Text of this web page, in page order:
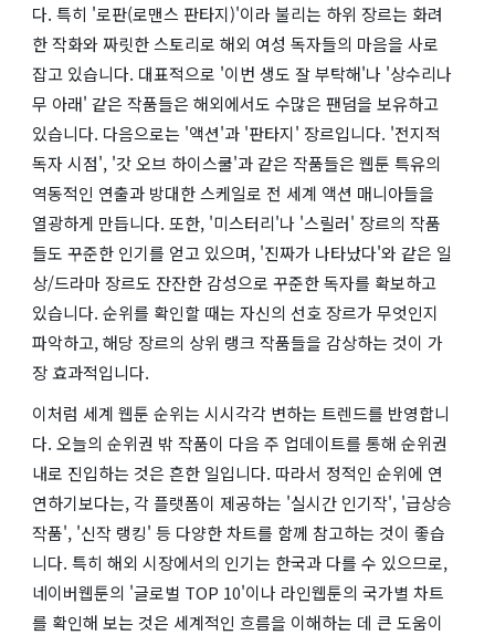
다. 특히 '로판(로맨스 판타지)'이라 불리는 하위 장르는 화려
한 작화와 짜릿한 스토리로 해외 여성 독자들의 마음을 사로
잡고 있습니다. 대표적으로 '이번 생도 잘 부탁해'나 '상수리나
무 아래' 같은 작품들은 해외에서도 수많은 팬덤을 보유하고
있습니다. 다음으로는 '액션'과 '판타지' 장르입니다. '전지적
독자 시점', '갓 오브 하이스쿨'과 같은 작품들은 웹툰 특유의
역동적인 연출과 방대한 스케일로 전 세계 액션 매니아들을
열광하게 만듭니다. 또한, '미스터리'나 '스릴러' 장르의 작품
들도 꾸준한 인기를 얻고 있으며, '진짜가 나타났다'와 같은 일
상/드라마 장르도 잔잔한 감성으로 꾸준한 독자를 확보하고
있습니다. 순위를 확인할 때는 자신의 선호 장르가 무엇인지
파악하고, 해당 장르의 상위 랭크 작품들을 감상하는 것이 가
장 효과적입니다.
이처럼 세계 웹툰 순위는 시시각각 변하는 트렌드를 반영합니
다. 오늘의 순위권 밖 작품이 다음 주 업데이트를 통해 순위권
내로 진입하는 것은 흔한 일입니다. 따라서 정적인 순위에 연
연하기보다는, 각 플랫폼이 제공하는 '실시간 인기작', '급상승
작품', '신작 랭킹' 등 다양한 차트를 함께 참고하는 것이 좋습
니다. 특히 해외 시장에서의 인기는 한국과 다를 수 있으므로,
네이버웹툰의 '글로벌 TOP 10'이나 라인웹툰의 국가별 차트
를 확인해 보는 것은 세계적인 흐름을 이해하는 데 큰 도움이